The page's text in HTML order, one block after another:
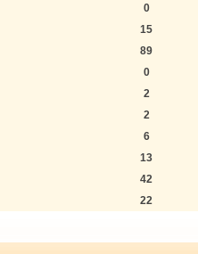
0
15
89
0
2
2
6
13
42
22